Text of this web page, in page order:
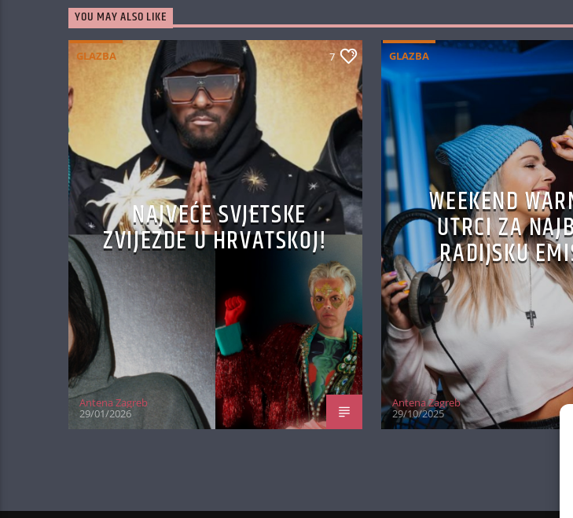
YOU MAY ALSO LIKE
GLAZBA 7
NAJVEĆE SVJETSKE
ZVIJEZDE U HRVATSKOJ!
Antena Zagreb
29/01/2026
GLAZBA
WEEKEND
UTRCI ZA
RADIJSKU
Antena Zagreb
29/10/2025